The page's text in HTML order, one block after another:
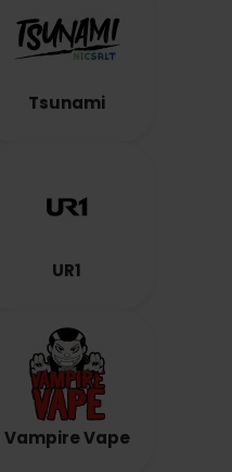
Tsunami
UR1
Vampire Vape